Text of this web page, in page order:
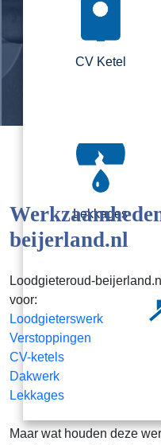
CV Ketel
Lekkages
beijerland.nl
Loodgieteroud-
voor:
Loodgieterswerk
Verstoppingen
CV-ketels
Dakwerk
Lekkages
Maar wat houden deze